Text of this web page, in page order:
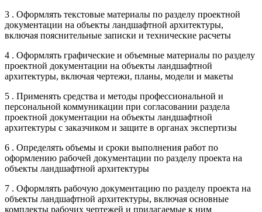
3 . Оформлять текстовые материалы по разделу проектной
документации на объекты ландшафтной архитектуры,
включая пояснительные записки и технические расчеты
4 . Оформлять графические и объемные материалы по разделу
проектной документации на объекты ландшафтной
архитектуры, включая чертежи, планы, модели и макеты
5 . Применять средства и методы профессиональной и
персональной коммуникации при согласовании раздела
проектной документации на объекты ландшафтной
архитектуры с заказчиком и защите в органах экспертизы
6 . Определять объемы и сроки выполнения работ по
оформлению рабочей документации по разделу проекта на
объекты ландшафтной архитектуры
7 . Оформлять рабочую документацию по разделу проекта на
объекты ландшафтной архитектуры, включая основные
комплекты рабочих чертежей и прилагаемые к ним